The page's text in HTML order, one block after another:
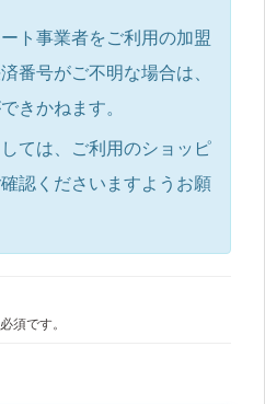
ト事業者をご利用の加盟
番号がご不明な場合は、
きかねます。
ては、ご利用のショッピ
認くださいますようお願
須です。